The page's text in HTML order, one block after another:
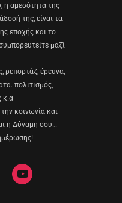
η αμεσότητα της
της, είναι τα
εποχής και το
μαζί
ρεπορτάζ, έρευνα,
πολιτισμός,
κ.α
κοινωνία και
η Δύναμη σου…